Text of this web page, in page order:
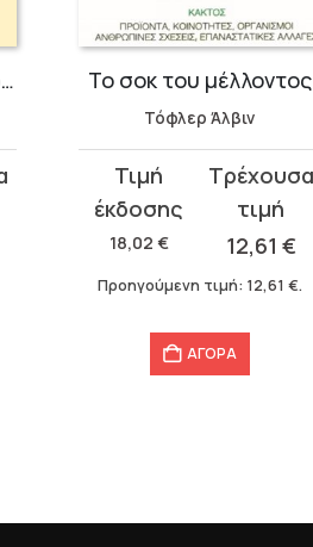
Ελληνισμός και Ορθοδοξία Το σοκ του μέλλοντος
Τόφλερ Άλβιν
18,02 €
Original
price
was:
18,02 €.
12,61 €
τρέχουσα
τιμή
είναι:
Προηγούμενη τιμή: 12,61 €.
ΑΓΟΡΑ